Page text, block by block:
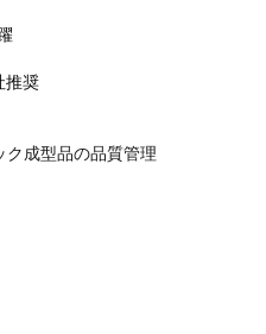
推奨
ク成型品の品質管理